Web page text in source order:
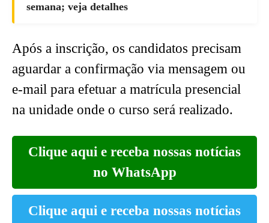
semana; veja detalhes
Após a inscrição, os candidatos precisam
aguardar a confirmação via mensagem ou
e-mail para efetuar a matrícula presencial
na unidade onde o curso será realizado.
Clique aqui e receba nossas notícias
no WhatsApp
Clique aqui e receba nossas notícias